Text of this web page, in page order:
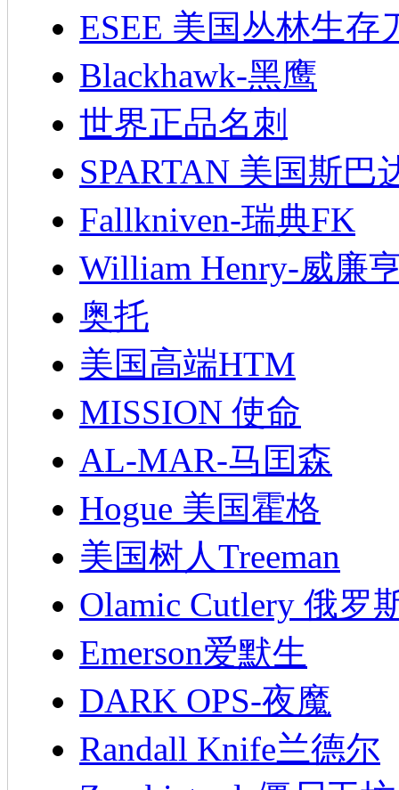
ESEE 美国丛林生存
Blackhawk-黑鹰
世界正品名刺
SPARTAN 美国斯巴
Fallkniven-瑞典FK
William Henry-威廉
奥托
美国高端HTM
MISSION 使命
AL-MAR-马囯森
Hogue 美国霍格
美国树人Treeman
Olamic Cutlery 俄罗
Emerson爱默生
DARK OPS-夜魔
Randall Knife兰德尔